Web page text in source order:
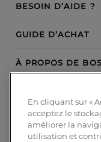
BESOIN D’AIDE ?
GUIDE D’ACHAT
À PROPOS DE
MODES DE
En cliquant sur «
acceptez le
améliorer la
utilisation et